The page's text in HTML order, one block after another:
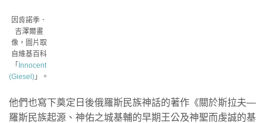
因肯諾季．
吉澤爾畫
像，圖片取
自維基百科
「 Innocent
(Giesel) 」。
他們也寫下奠定日後俄羅斯民族神話的著作《關於斯拉夫—
羅斯民族起源、神佑之城基輔的早期王公及神聖而虔誠的基